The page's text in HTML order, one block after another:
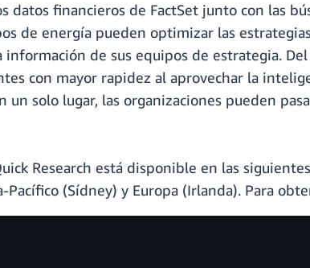
financieros de FactSet junto con las
de energía pueden optimizar las
información de sus equipos de estrategia.
con mayor rapidez al aprovechar la
solo lugar, las organizaciones pueden
Research está disponible en las
Pacífico (Sídney) y Europa (Irlanda). Para